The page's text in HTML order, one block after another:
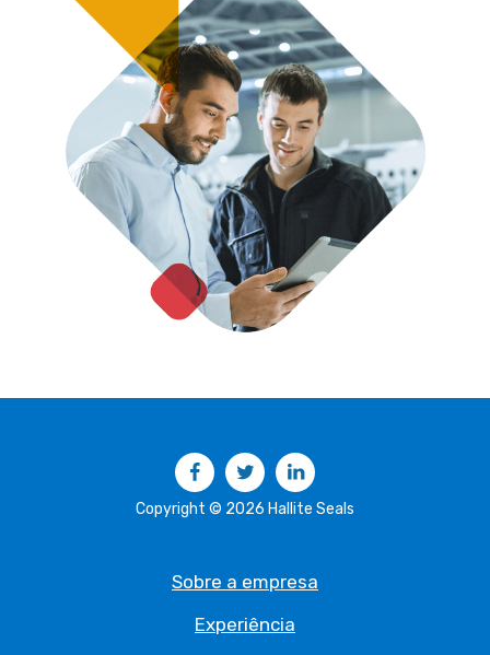
FacebookTwitter
Copyright © 2026 Hallite Seals
Sobre a empresa
Experiência